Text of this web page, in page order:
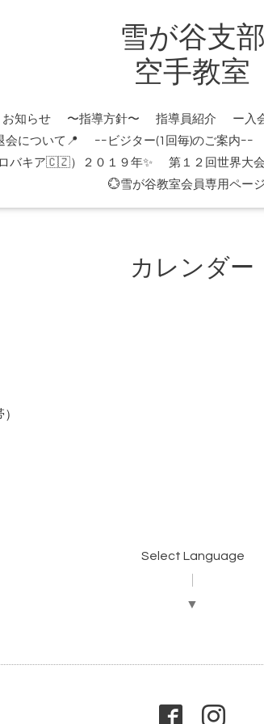
雪が谷支部
空手教室
お知らせ 〜指導方針〜 指導員紹介 ー入
会について📍 ｰｰビジター(1回毎)のご案内ｰｰ
バキア🇨🇿）２０１９年✨
第１２回世界大
💮雪が谷教室会員専用ペー
カレンダー
Select Language
▼